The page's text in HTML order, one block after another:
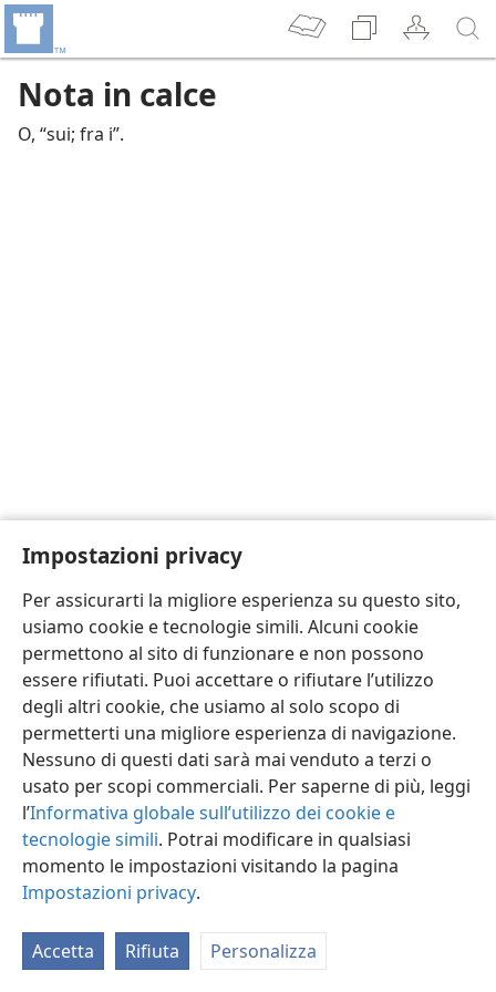
Impostazioni privacy
Per assicurarti la migliore esperienza su questo sito,
usiamo cookie e tecnologie simili. Alcuni cookie
permettono al sito di funzionare e non possono
essere rifiutati. Puoi accettare o rifiutare l’utilizzo
degli altri cookie, che usiamo al solo scopo di
permetterti una migliore esperienza di navigazione.
Nessuno di questi dati sarà mai venduto a terzi o
usato per scopi commerciali. Per saperne di più, leggi
l’Informativa globale sull’utilizzo dei cookie e
tecnologie simili. Potrai modificare in qualsiasi
momento le impostazioni visitando la pagina
Impostazioni privacy.
Accetta Rifiuta Personalizza
Nota in calce
O, “sui; fra i”.
Italiano
Copyright © 2026 Watch Tower Bible and Tract Society of Pennsylvania
JW.ORG
Accedi